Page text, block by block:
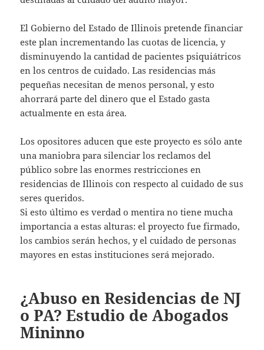
El Gobierno del Estado de Illinois pretende financiar
este plan incrementando las cuotas de licencia, y
disminuyendo la cantidad de pacientes psiquiátricos
en los centros de cuidado. Las residencias más
pequeñas necesitan de menos personal, y esto
ahorrará parte del dinero que el Estado gasta
actualmente en esta área.
Los opositores aducen que este proyecto es sólo ante
una maniobra para silenciar los reclamos del
público sobre las enormes restricciones en
residencias de Illinois con respecto al cuidado de sus
seres queridos.
Si esto último es verdad o mentira no tiene mucha
importancia a estas alturas: el proyecto fue firmado,
los cambios serán hechos, y el cuidado de personas
mayores en estas instituciones será mejorado.
¿Abuso en Residencias de NJ
o PA? Estudio de Abogados
Mininno